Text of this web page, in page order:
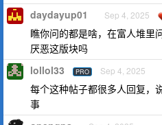
daydayup01 Sep 4, 2025
瞧你问的都是啥，在富人堆里
厌恶这版块吗
lollol33 PRO Sep 4, 2025
每个这种帖子都很多人回复，
事